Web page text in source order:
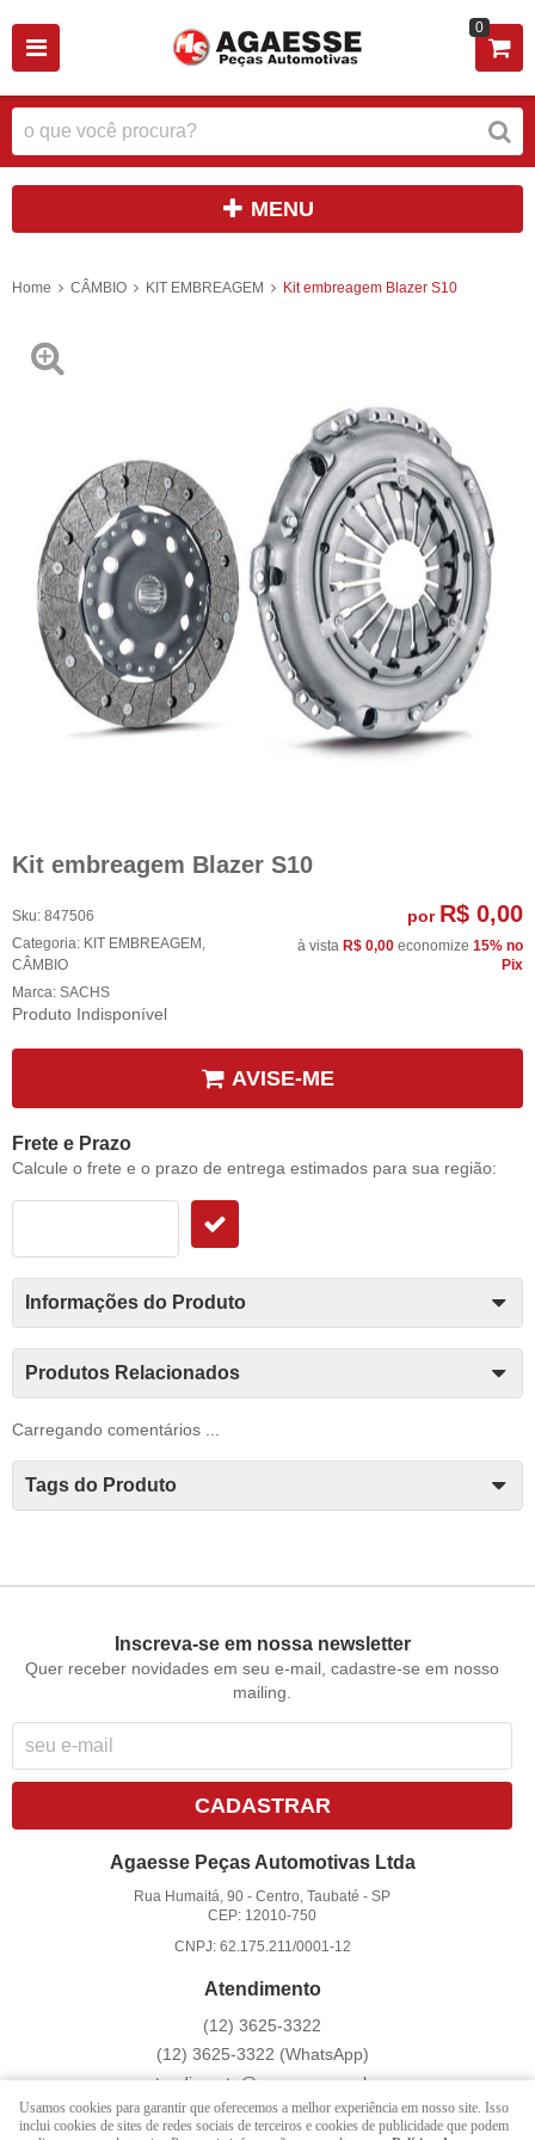
0
MENU
Home CÂMBIO KIT EMBREAGEM Kit embreagem Blazer S10
Kit embreagem Blazer S10
Sku: 847506
Categoria: KIT EMBREAGEM ,
CÂMBIO
Marca: SACHS
Produto Indisponível
por R$ 0,00
à vista R$ 0,00 economize 15% no
Pix
AVISE-ME
Frete e Prazo
Calcule o frete e o prazo de entrega estimados para sua região:
Informações do Produto
Produtos Relacionados
Carregando comentários ...
Tags do Produto
Inscreva-se em nossa newsletter
Quer receber novidades em seu e-mail, cadastre-se em nosso
mailing.
CADASTRAR
Agaesse Peças Automotivas Ltda
Rua Humaitá, 90 -Centro, Taubaté -SP
CEP: 12010-750
CNPJ: 62.175.211/0001-12
Atendimento
(12) 3625-3322
(12) 3625-3322 (WhatsApp)
atendimento@agaesse.com.br
Usamos cookies para garantir que oferecemos a melhor experiência em nosso site. Isso
inclui cookies de sites de redes sociais de terceiros e cookies de publicidade que podem